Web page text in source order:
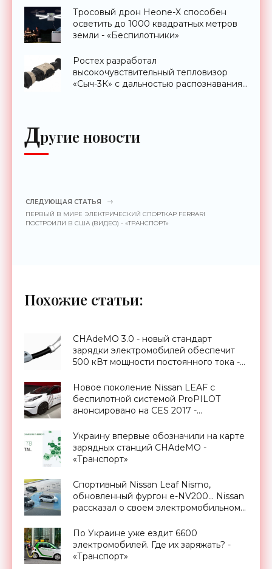
Тросовый дрон Heone-X способен
осветить до 1000 квадратных метров
земли - «Беспилотники»
Ростех разработал
высокочувствительный тепловизор
«Сыч-3К» с дальностью распознавания
Другие новости
СЛЕДУЮЩАЯ СТАТЬЯ
ПЕРВЫЙ В МИРЕ ЭЛЕКТРИЧЕСКИЙ СПОРТКАР FERRARI
ПОСТРОИЛИ В США (ВИДЕО) - «ТРАНСПОРТ»
Похожие статьи:
CHAdeMO 3.0 - новый стандарт
зарядки электромобилей обеспечит
500 кВт мощности постоянного тока -
Новое поколение Nissan LEAF с
беспилотной системой ProPILOT
анонсировано на CES 2017 -
Украину впервые обозначили на карте
зарядных станций CHAdeMO -
«Транспорт»
Спортивный Nissan Leaf Nismo,
обновленный фургон e-NV200… Nissan
рассказал о своем электромобильном
По Украине уже ездит 6600
электромобилей. Где их заряжать? -
«Транспорт»